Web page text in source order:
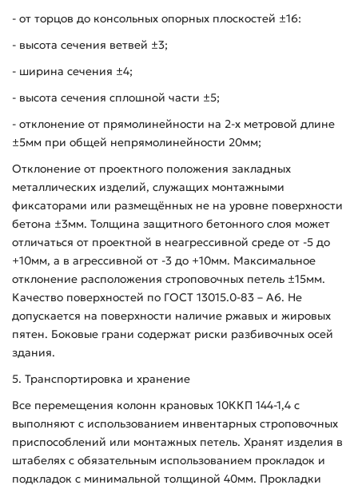
- от торцов до консольных опорных плоскостей ±16:
- высота сечения ветвей ±3;
- ширина сечения ±4;
- высота сечения сплошной части ±5;
- отклонение от прямолинейности на 2-х метровой длине
±5мм при общей непрямолинейности 20мм;
Отклонение от проектного положения закладных
металлических изделий, служащих монтажными
фиксаторами или размещённых не на уровне поверхности
бетона ±3мм. Толщина защитного бетонного слоя может
отличаться от проектной в неагрессивной среде от -5 до
+10мм, а в агрессивной от -3 до +10мм. Максимальное
отклонение расположения строповочных петель ±15мм.
Качество поверхностей по ГОСТ 13015.0-83 – А6. Не
допускается на поверхности наличие ржавых и жировых
пятен. Боковые грани содержат риски разбивочных осей
здания.
5. Транспортировка и хранение
Все перемещения колонн крановых 10ККП 144-1,4 с
выполняют с использованием инвентарных строповочных
приспособлений или монтажных петель. Хранят изделия в
штабелях с обязательным использованием прокладок и
подкладок с минимальной толщиной 40мм. Прокладки